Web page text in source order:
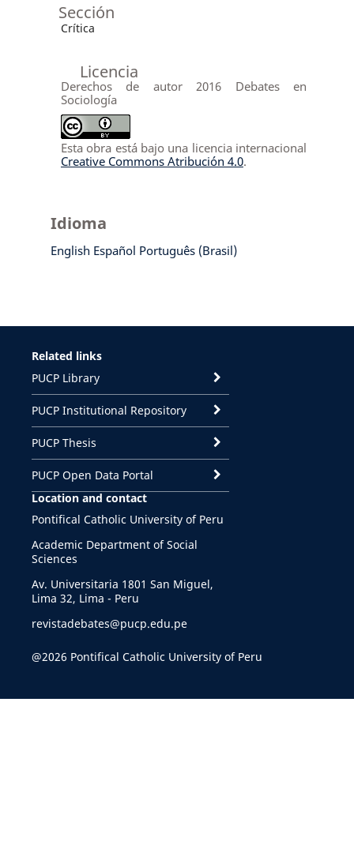
Sección
Crítica
Licencia
Derechos de autor 2016 Debates en
Sociología
Esta obra está bajo una licencia internacional
Creative Commons Atribución 4.0.
Idioma
English Español Português (Brasil)
Related links
PUCP Library
PUCP Institutional Repository
PUCP Thesis
PUCP Open Data Portal
Location and contact
Pontifical Catholic University of Peru
Academic Department of Social
Sciences
Av. Universitaria 1801 San Miguel,
Lima 32, Lima - Peru
revistadebates@pucp.edu.pe
@2026 Pontifical Catholic University of Peru